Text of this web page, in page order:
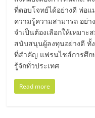
แฟ
รน
ไชส์,
รวม
ที่ตอบโจทย์ได้อย่างดี พ่อ
ความรู้ความสามารถ อย่
จำเป็นต้องเลือกให้เหมา
สนับสนุนผู้ลงทุนอย่างดี ทั้
ที่สำคัญ แฟรนไชส์การศึก
รู้จักทั่วประเทศ
Read more